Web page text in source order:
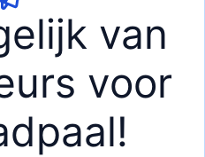
van
voor